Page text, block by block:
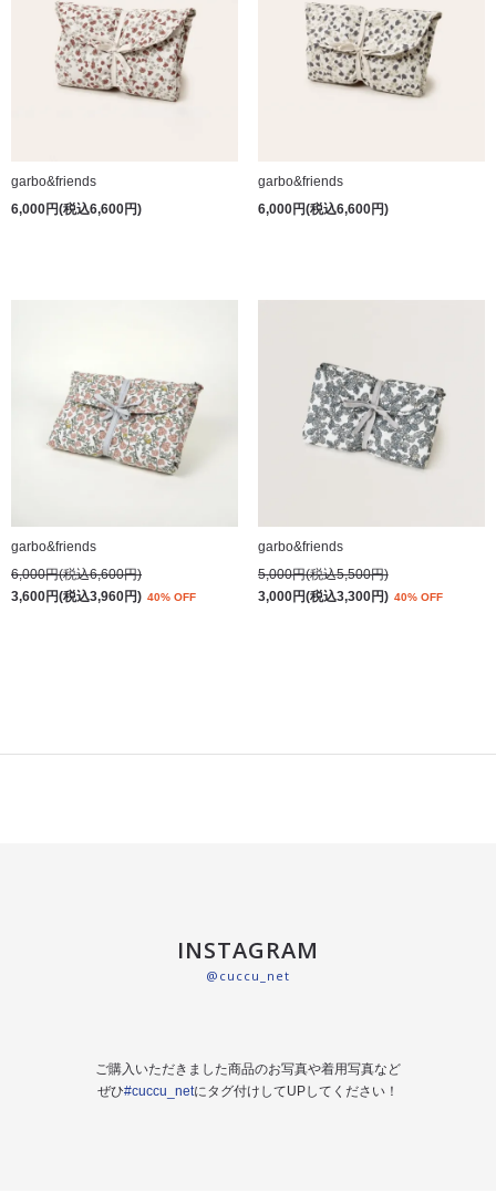
garbo&friends
6,000円(税込6,600円)
garbo&friends
6,000円(税込6,600円)
garbo&friends
6,000円(税込6,600円)
3,600円(税込3,960円) 40% OFF
garbo&friends
5,000円(税込5,500円)
3,000円(税込3,300円) 40% OFF
INSTAGRAM
@cuccu_net
ご購入いただきました商品のお写真や着用写真など
ぜひ#cuccu_netにタグ付けしてUPしてください！